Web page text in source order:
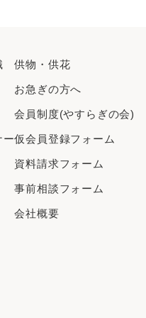
2024年1月
2023年7月
2023年6月
ー
供物・供花
お急ぎの方へ
会員制度(やすらぎの会)
仮会員登録フォーム
資料請求フォーム
事前相談フォーム
会社概要